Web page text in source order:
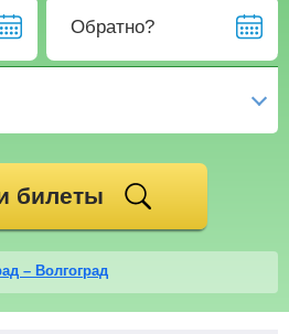
Обратно?
билеты
– Волгоград